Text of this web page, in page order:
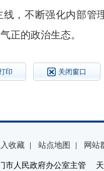
，不断强化内部管
正的政治生态。
印 关闭窗口
收藏 | 站点地图 | 网站
市人民政府办公室主管 天